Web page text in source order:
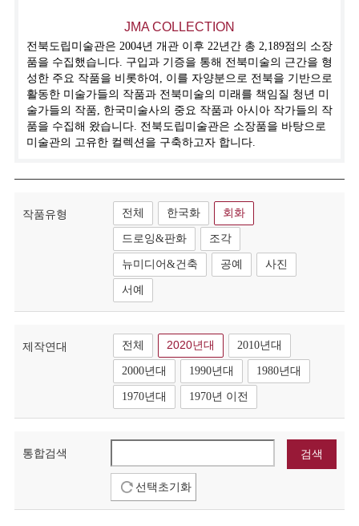
JMA COLLECTION
전북도립미술관은 2004년 개관 이후 22년간 총 2,189점의 소장
품을 수집했습니다. 구입과 기증을 통해 전북미술의 근간을 형
성한 주요 작품을 비롯하여, 이를 자양분으로 전북을 기반으로
활동한 미술가들의 작품과 전북미술의 미래를 책임질 청년 미
술가들의 작품, 한국미술사의 중요 작품과 아시아 작가들의 작
품을 수집해 왔습니다. 전북도립미술관은 소장품을 바탕으로
미술관의 고유한 컬렉션을 구축하고자 합니다.
작품유형 전체 한국화 회화
드로잉&판화 조각
뉴미디어&건축 공예 사진
서예
제작연대 전체 2020년대 2010년대
2000년대 1990년대 1980년대
1970년대 1970년 이전
통합검색
선택초기화